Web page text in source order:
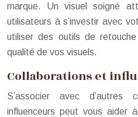
marque. Un visuel soigné
utilisateurs à s’investir avec
utiliser des outils de
qualité de vos visuels.
Collaborations et
S’associer avec d’autres
influenceurs peut vous aider